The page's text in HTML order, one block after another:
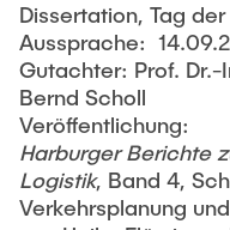
Dissertation, Tag
Aussprache:
Gutachter: Prof. Dr.-
Bernd Scholl
Veröffentlichung:
Harburger Berichte
Logistik, Band 4,
Verkehrsplanung